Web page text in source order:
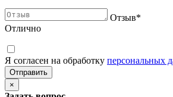
Отзыв*
Отлично
Я согласен на обработку персональных
×